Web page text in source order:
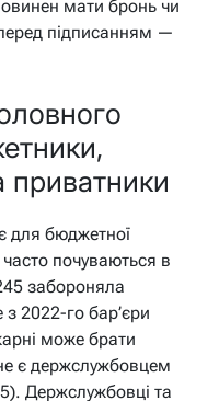
мати бронь чи
перед підписанням —
приватники
для бюджетної
почуваються в
забороняла
2022-го бар’єри
може брати
є держслужбовцем
Держслужбовці та